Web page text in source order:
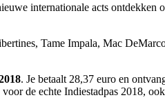
internationale acts ontdekken
Tame Impala, Mac
. Je betaalt 28,37 euro en
de echte Indiestadpas 2018,